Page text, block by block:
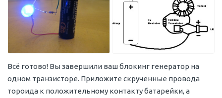
Всё готово! Вы завершили ваш блокинг генератор на
одном транзисторе. Приложите скрученные провода
тороида к положительному контакту батарейки, а